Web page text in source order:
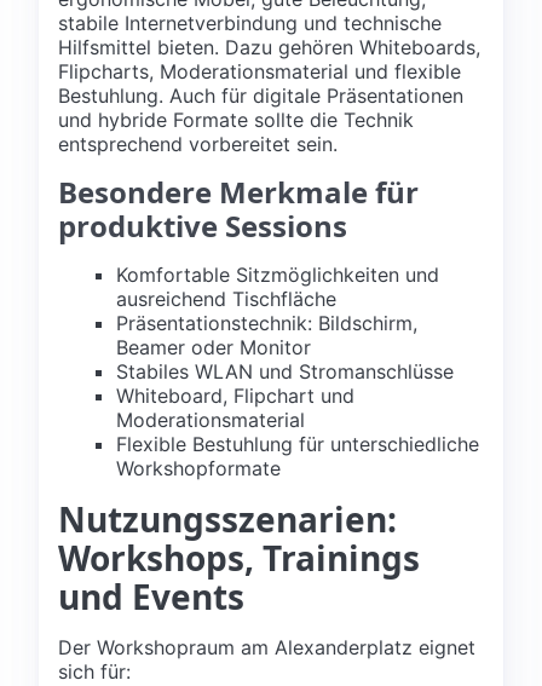
stabile Internetverbindung und technische
Hilfsmittel bieten. Dazu gehören Whiteboards,
Flipcharts, Moderationsmaterial und flexible
Bestuhlung. Auch für digitale Präsentationen
und hybride Formate sollte die Technik
entsprechend vorbereitet sein.
Besondere Merkmale für
produktive Sessions
Komfortable Sitzmöglichkeiten und
ausreichend Tischfläche
Präsentationstechnik: Bildschirm,
Beamer oder Monitor
Stabiles WLAN und Stromanschlüsse
Whiteboard, Flipchart und
Moderationsmaterial
Flexible Bestuhlung für unterschiedliche
Workshopformate
Nutzungsszenarien:
Workshops, Trainings
und Events
Der Workshopraum am Alexanderplatz eignet
sich für: